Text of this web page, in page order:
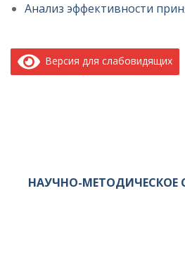
Анализ эффективности
Версия для слабовидящих
НАУЧНО-МЕТОДИЧЕСКОЕ